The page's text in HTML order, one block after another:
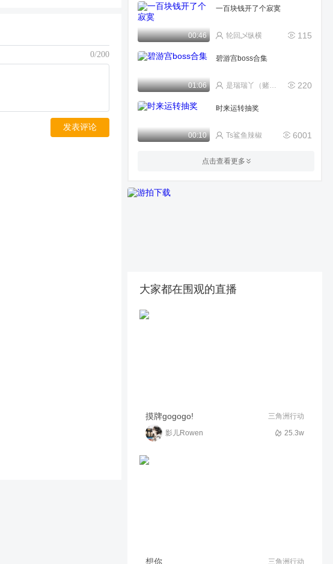
0/200
发表评论
00:46
一百块钱开了个寂寞
115
轮回乄纵横
01:06
碧游宫boss合集
220
是瑞瑞丫（赌圣）
00:10
时来运转抽奖
6001
Ts鲨鱼辣椒
30w战**打无当
03:56
点击查看更多
大家都在围观的直播
三角洲行动
摸牌gogogo!
25.3w
影儿Rowen
三角洲行动
想你